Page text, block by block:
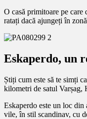
O casă primitoare pe
ratați dacă ajungeți în
Eskaperdo, un
Știți cum este să te simți
kilometri de satul Varșag,
Eskaperdo este un loc
vile, în stil scandinav, cu